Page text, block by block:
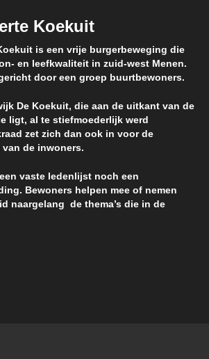
Koekuit
is een vrije burgerbeweging die
en leefkwaliteit in zuid-west Menen.
door een groep buurtbewoners.
De Koekuit, die aan de uitkant van de
ligt, al te stiefmoederlijk werd
zet zich dan ook in voor de
de inwoners.
vaste ledenlijst noch een
Bewoners helpen mee of nemen
naargelang de thema’s die in de